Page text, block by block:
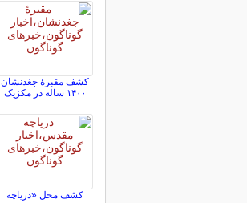
کشف مقبرۀ جغدنشان
۱۴۰۰ ساله در مکزیک
کشف محل «دریاچه